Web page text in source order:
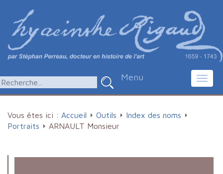
Menu
Vous êtes ici : Accueil Outils
Index des noms
Portraits
ARNAULT Monsieur